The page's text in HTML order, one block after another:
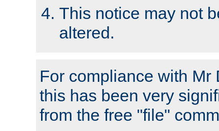
This notice may not
altered.
For compliance with Mr
this has been very
from the free "file"